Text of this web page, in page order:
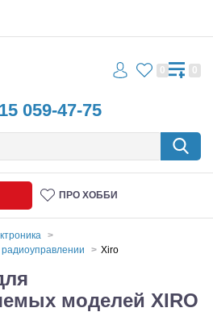
059-47-75
0 0
ПРО ХОББИ
Xiro
моделей XIRO